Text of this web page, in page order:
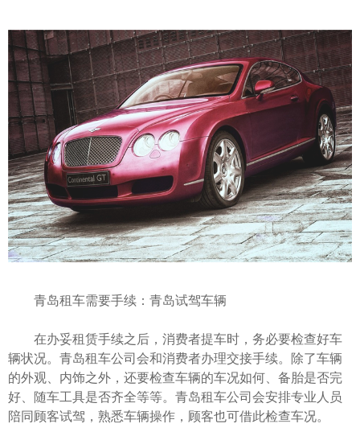
青岛租车需要手续：青岛试驾车辆
在办妥租赁手续之后，消费者提车时，务必要检查好车
辆状况。青岛租车公司会和消费者办理交接手续。除了车辆
的外观、内饰之外，还要检查车辆的车况如何、备胎是否完
好、随车工具是否齐全等等。青岛租车公司会安排专业人员
陪同顾客试驾，熟悉车辆操作，顾客也可借此检查车况。